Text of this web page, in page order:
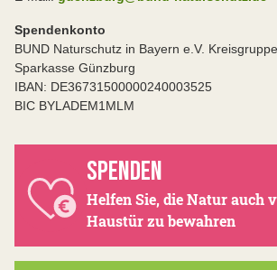
Spendenkonto
BUND Naturschutz in Bayern e.V.
Sparkasse Günzburg
IBAN: DE36731500000240003525
BIC BYLADEM1MLM
SPENDEN
Helfen Sie, die Natur auch
Haustür zu bewahren